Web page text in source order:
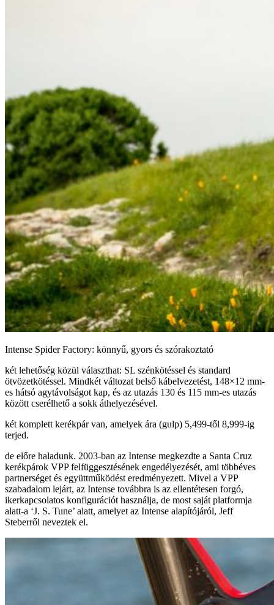
Intense Spider Factory: könnyű, gyors és szórakoztató
két lehetőség közül választhat: SL szénkötéssel és standard
ötvözetkötéssel. Mindkét változat belső kábelvezetést, 148×12 mm-
es hátsó agytávolságot kap, és az utazás 130 és 115 mm-es utazás
között cserélhető a sokk áthelyezésével.
két komplett kerékpár van, amelyek ára (gulp) 5,499-től 8,999-ig
terjed.
de előre haladunk. 2003-ban az Intense megkezdte a Santa Cruz
kerékpárok VPP felfüggesztésének engedélyezését, ami többéves
partnerséget és együttműködést eredményezett. Mivel a VPP
szabadalom lejárt, az Intense továbbra is az ellentétesen forgó,
ikerkapcsolatos konfigurációt használja, de most saját platformja
alatt-a ‘J. S. Tune’ alatt, amelyet az Intense alapítójáról, Jeff
Steberről neveztek el.